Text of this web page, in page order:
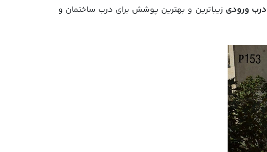
درب ورودی زیباترین و بهترین پوشش برای درب ساختمان و